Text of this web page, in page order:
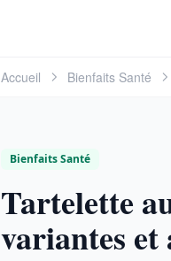
Accueil Bienfaits Santé
Bienfaits Santé
Tartelette
variantes et